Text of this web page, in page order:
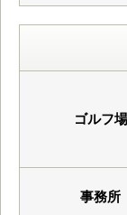
ゴルフ場
事務所